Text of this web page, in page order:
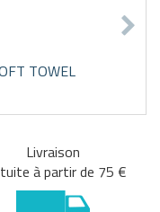
TOWEL
Livraison
à partir de 75 €